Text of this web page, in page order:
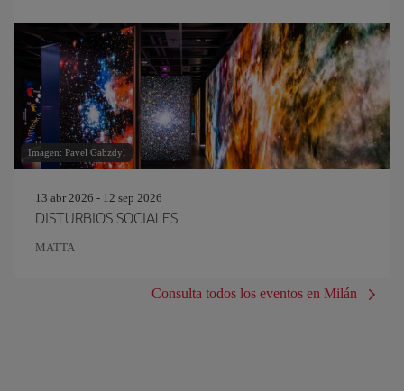
Imagen: Pavel Gabzdyl
13 abr 2026 - 12 sep 2026
DISTURBIOS SOCIALES
MATTA
Consulta todos los eventos en Milán